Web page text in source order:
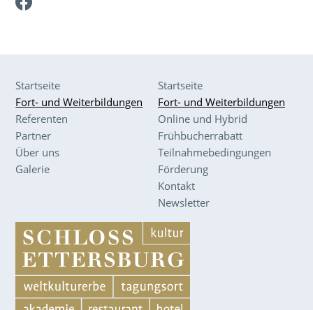
Startseite
Fort- und Weiterbildungen
Referenten
Partner
Über uns
Galerie
Startseite
Fort- und Weiterbildungen
Online und Hybrid
Frühbucherrabatt
Teilnahmebedingungen
Förderung
Kontakt
Newsletter